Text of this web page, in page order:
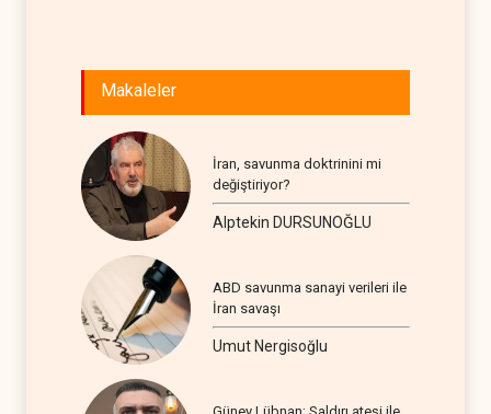
Makaleler
İran, savunma doktrinini mi
değiştiriyor?
Alptekin DURSUNOĞLU
ABD savunma sanayi verileri ile
İran savaşı
Umut Nergisoğlu